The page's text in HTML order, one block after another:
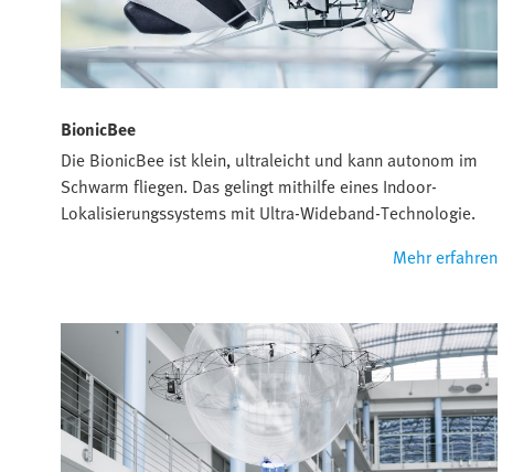
BionicBee
Die BionicBee ist klein, ultraleicht und kann autonom im
Schwarm fliegen. Das gelingt mithilfe eines Indoor-
Lokalisierungssystems mit Ultra-Wideband-Technologie.
Mehr erfahren